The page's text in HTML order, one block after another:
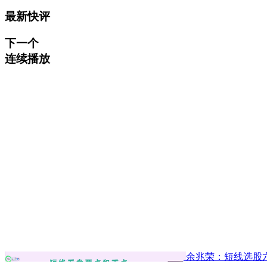
最新快评
下一个
连续播放
余兆荣：短线选股